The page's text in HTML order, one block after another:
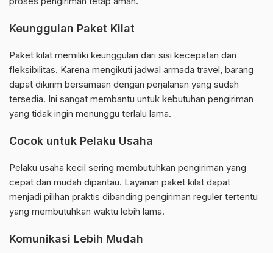
Keunggulan Paket Kilat
Paket kilat memiliki keunggulan dari sisi kecepatan dan
fleksibilitas. Karena mengikuti jadwal armada travel, barang
dapat dikirim bersamaan dengan perjalanan yang sudah
tersedia. Ini sangat membantu untuk kebutuhan pengiriman
yang tidak ingin menunggu terlalu lama.
Cocok untuk Pelaku Usaha
Pelaku usaha kecil sering membutuhkan pengiriman yang
cepat dan mudah dipantau. Layanan paket kilat dapat
menjadi pilihan praktis dibanding pengiriman reguler tertentu
yang membutuhkan waktu lebih lama.
Komunikasi Lebih Mudah